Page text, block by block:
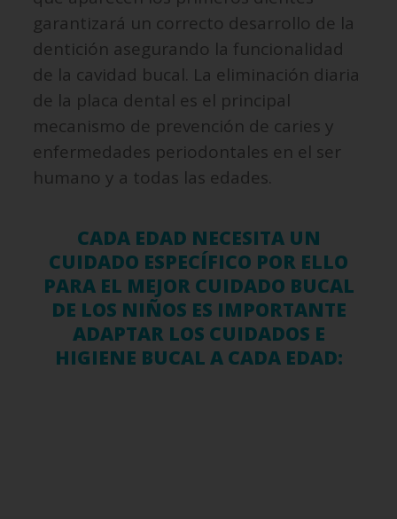
garantizará un correcto desarrollo de la
dentición asegurando la funcionalidad
de la cavidad bucal. La eliminación diaria
de la placa dental es el principal
mecanismo de prevención de caries y
enfermedades periodontales en el ser
humano y a todas las edades.
CADA EDAD NECESITA UN
CUIDADO ESPECÍFICO POR ELLO
PARA EL MEJOR CUIDADO BUCAL
DE LOS NIÑOS ES IMPORTANTE
ADAPTAR LOS CUIDADOS E
HIGIENE BUCAL A CADA EDAD: